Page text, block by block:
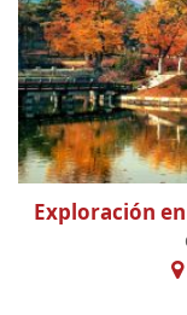
Exploración